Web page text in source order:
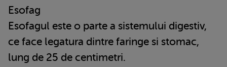
Esofag
Esofagul este o parte a sistemului digestiv,
ce face legatura dintre faringe si stomac,
lung de 25 de centimetri.